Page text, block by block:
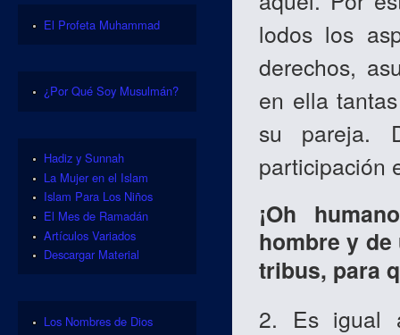
lodos los
derechos,
en ella
su pareja.
participación
¡Oh
hombre y
tribus, para
2. Es igual
El Profeta Muhammad
¿Por Qué Soy Musulmán?
Hadiz y Sunnah
La Mujer en el Islam
Islam Para Los Niños
El Mes de Ramadán
Artículos Variados
Descargar Material
Los Nombres de Dios